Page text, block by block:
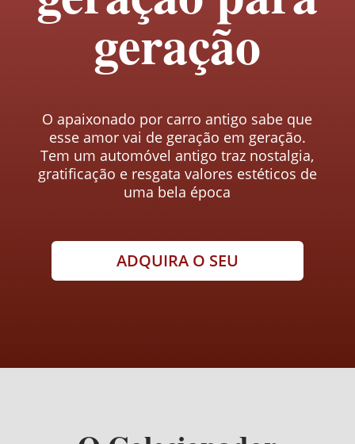
geração
O apaixonado por carro antigo sabe que
esse amor vai de geração em geração.
Tem um automóvel antigo traz nostalgia,
gratificação e resgata valores estéticos de
uma bela época
ADQUIRA O SEU